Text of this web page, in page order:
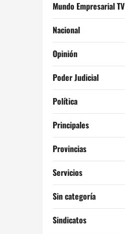
Mundo Empresarial TV
Nacional
Opinión
Poder Judicial
Política
Principales
Provincias
Servicios
Sin categoría
Sindicatos